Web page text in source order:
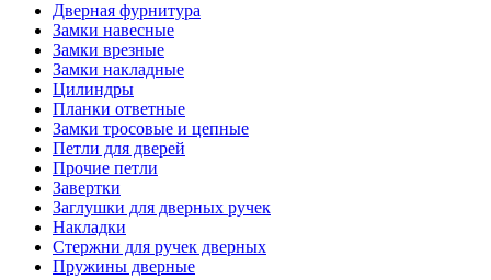
Дверная фурнитура
Замки навесные
Замки врезные
Замки накладные
Цилиндры
Планки ответные
Замки тросовые и цепные
Петли для дверей
Прочие петли
Завертки
Заглушки для дверных ручек
Накладки
Стержни для ручек дверных
Пружины дверные